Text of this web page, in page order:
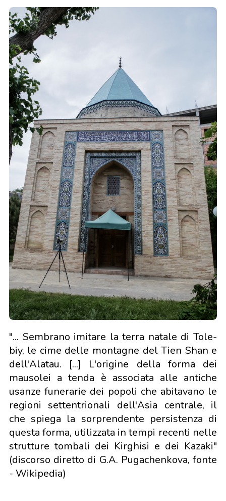
"... Sembrano imitare la terra natale di Tole-
biy, le cime delle montagne del Tien Shan e
dell'Alatau. [...] L'origine della forma dei
mausolei a tenda è associata alle antiche
usanze funerarie dei popoli che abitavano le
regioni settentrionali dell'Asia centrale, il
che spiega la sorprendente persistenza di
questa forma, utilizzata in tempi recenti nelle
strutture tombali dei Kirghisi e dei Kazaki"
(discorso diretto di G.A. Pugachenkova, fonte
- Wikipedia)